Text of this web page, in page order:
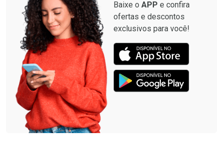
Baixe o APP e confira
ofertas e descontos
exclusivos para você!